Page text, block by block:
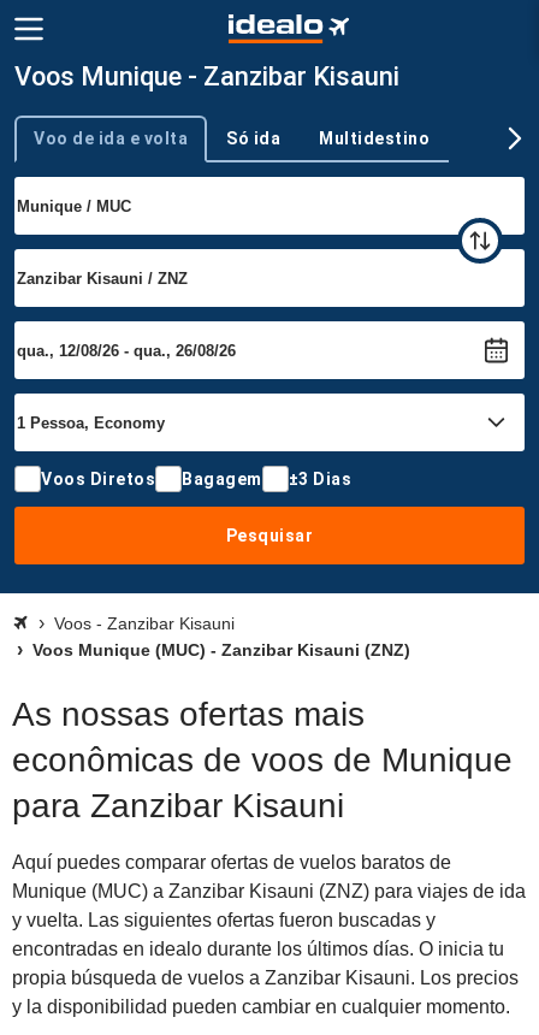
Voos Munique - Zanzibar Kisauni
Tipo de viagem
Voo de ida e volta Só ida Multidestino
Voos Diretos Bagagem ±3 Dias
Pesquisar
Voos - Zanzibar Kisauni
Voos Munique (MUC) - Zanzibar Kisauni (ZNZ)
As nossas ofertas mais
econômicas de voos de Munique
para Zanzibar Kisauni
Aquí puedes comparar ofertas de vuelos baratos de
Munique (MUC) a Zanzibar Kisauni (ZNZ) para viajes de ida
y vuelta. Las siguientes ofertas fueron buscadas y
encontradas en idealo durante los últimos días. O inicia tu
propia búsqueda de vuelos a Zanzibar Kisauni. Los precios
y la disponibilidad pueden cambiar en cualquier momento.